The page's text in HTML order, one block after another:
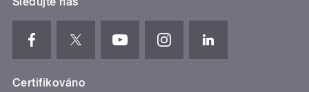
Certifikováno